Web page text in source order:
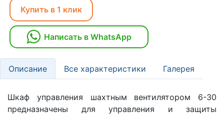
Купить в 1 клик
Написать в WhatsApp
Описание Все характеристики Галерея
Шкаф управления шахтным вентилятором 6-30
предназначены для управления и защиты